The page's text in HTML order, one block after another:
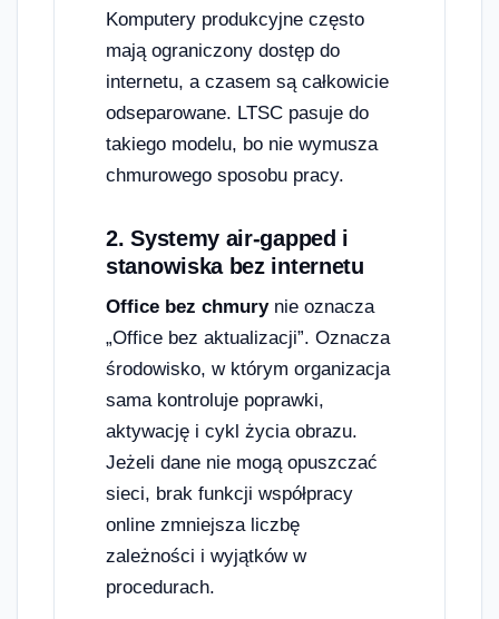
Komputery produkcyjne często
mają ograniczony dostęp do
internetu, a czasem są całkowicie
odseparowane. LTSC pasuje do
takiego modelu, bo nie wymusza
chmurowego sposobu pracy.
2. Systemy air-gapped i
stanowiska bez internetu
Office bez chmurynie oznacza
„Office bez aktualizacji”. Oznacza
środowisko, w którym organizacja
sama kontroluje poprawki,
aktywację i cykl życia obrazu.
Jeżeli dane nie mogą opuszczać
sieci, brak funkcji współpracy
online zmniejsza liczbę
zależności i wyjątków w
procedurach.